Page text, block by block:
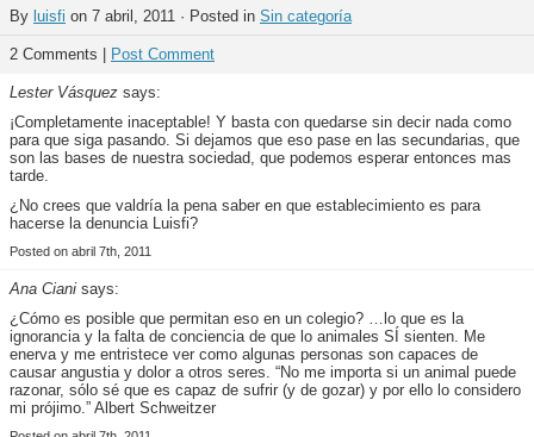
By luisfi on 7 abril, 2011 · Posted in Sin categoría
2 Comments | Post Comment
Lester Vásquez says:
¡Completamente inaceptable! Y basta con quedarse sin decir nada como
para que siga pasando. Si dejamos que eso pase en las secundarias, que
son las bases de nuestra sociedad, que podemos esperar entonces mas
tarde.
¿No crees que valdría la pena saber en que establecimiento es para
hacerse la denuncia Luisfi?
Posted on abril 7th, 2011
Ana Ciani says:
¿Cómo es posible que permitan eso en un colegio? …lo que es la
ignorancia y la falta de conciencia de que lo animales SÍ sienten. Me
enerva y me entristece ver como algunas personas son capaces de
causar angustia y dolor a otros seres. “No me importa si un animal puede
razonar, sólo sé que es capaz de sufrir (y de gozar) y por ello lo considero
mi prójimo.” Albert Schweitzer